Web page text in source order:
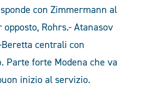
con Zimmermann al
opposto, Rohrs.- Atanasov
centrali con
Parte forte Modena che va
inizio al servizio.